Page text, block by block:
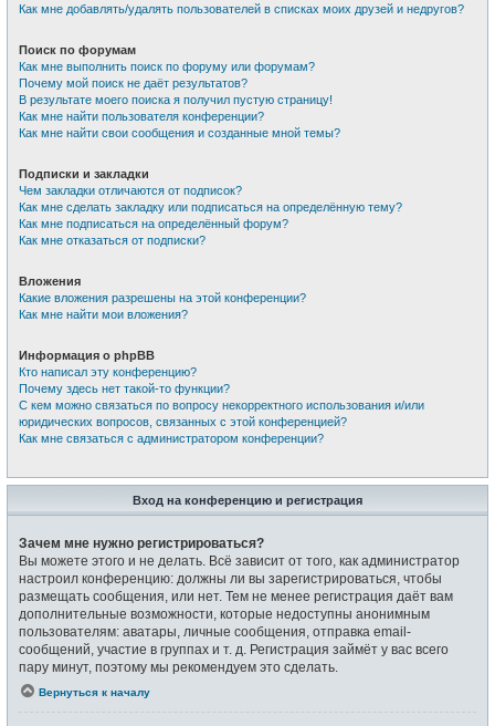
Как мне добавлять/удалять пользователей в списках моих друзей и недругов?
Поиск по форумам
Как мне выполнить поиск по форуму или форумам?
Почему мой поиск не даёт результатов?
В результате моего поиска я получил пустую страницу!
Как мне найти пользователя конференции?
Как мне найти свои сообщения и созданные мной темы?
Подписки и закладки
Чем закладки отличаются от подписок?
Как мне сделать закладку или подписаться на определённую тему?
Как мне подписаться на определённый форум?
Как мне отказаться от подписки?
Вложения
Какие вложения разрешены на этой конференции?
Как мне найти мои вложения?
Информация о phpBB
Кто написал эту конференцию?
Почему здесь нет такой-то функции?
С кем можно связаться по вопросу некорректного использования и/или
юридических вопросов, связанных с этой конференцией?
Как мне связаться с администратором конференции?
Вход на конференцию и регистрация
Зачем мне нужно регистрироваться?
Вы можете этого и не делать. Всё зависит от того, как администратор
настроил конференцию: должны ли вы зарегистрироваться, чтобы
размещать сообщения, или нет. Тем не менее регистрация даёт вам
дополнительные возможности, которые недоступны анонимным
пользователям: аватары, личные сообщения, отправка email-
сообщений, участие в группах и т. д. Регистрация займёт у вас всего
пару минут, поэтому мы рекомендуем это сделать.
Вернуться к началу